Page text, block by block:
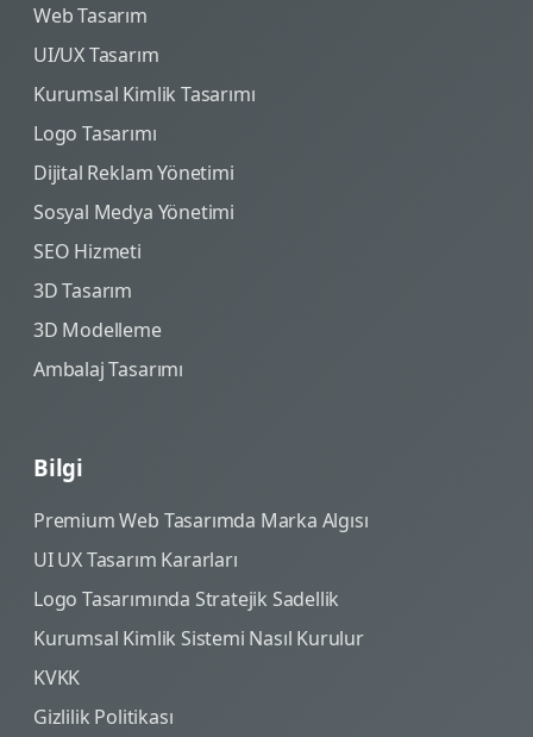
Web Tasarım
UI/UX Tasarım
Kurumsal Kimlik Tasarımı
Logo Tasarımı
Dijital Reklam Yönetimi
Sosyal Medya Yönetimi
SEO Hizmeti
3D Tasarım
3D Modelleme
Ambalaj Tasarımı
Bilgi
Premium Web Tasarımda Marka Algısı
UI UX Tasarım Kararları
Logo Tasarımında Stratejik Sadellik
Kurumsal Kimlik Sistemi Nasıl Kurulur
KVKK
Gizlilik Politikası